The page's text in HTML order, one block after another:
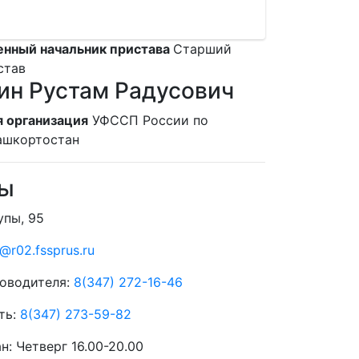
начальник пристава Старший
Рустам Радусович
УФССП России по
95
8(347) 272-16-46
8(347) 273-59-82
Четверг 16.00-20.00